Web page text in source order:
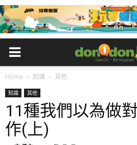
Home 知識 其他
知識 其他
11種我們以為做
作(上)